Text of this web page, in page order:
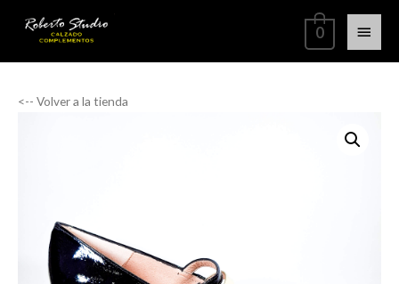
0
<-- Volver a la tienda